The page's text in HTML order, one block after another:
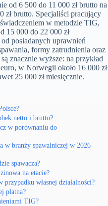
od 6 500 do 11 000 zł brutto na
zł brutto. Specjaliści pracujący
w metodzie TIG,
15 000 do 22 000 zł
posiadanych uprawnień
formy zatrudnienia oraz
znacznie wyższe: na przykład
w Norwegii około 16 000 zł
25 000 zł miesięcznie.
netto i brutto?
w porównaniu do
w branży spawalniczej w 2026
spawacza?
na etacie?
własnej działalności?
płatna?
TIG?